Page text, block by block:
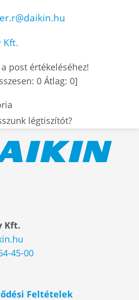
Kft.
post értékeléséhez!
0Átlag: 0]
légtiszítót?
Kft.
45-00
Feltételek